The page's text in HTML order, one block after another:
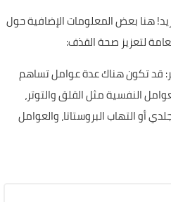
هنا بعض المعلومات الإضافية حول
لتعزيز صحة القذف:
قد تكون هناك عدة عوامل تساهم
النفسية مثل القلق والتوتر،
أو التهاب البروستاتا، والعوامل